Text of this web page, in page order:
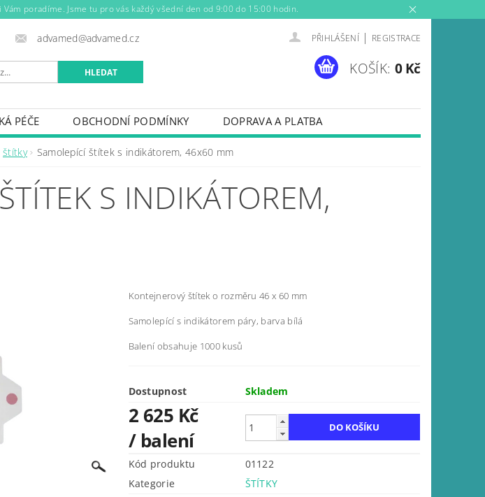
poradíme. Jsme tu pro vás každý všední den od 9:00 do 15:00 hodin.
advamed@advamed.cz PŘIHLÁŠENÍ | REGISTRACE
KOŠÍK: 0 Kč
PÉČE OBCHODNÍ PODMÍNKY
DOPRAVA A PLATBA
štítky Samolepící štítek s indikátorem, 46x60 mm
S INDIKÁTOREM,
Kontejnerový štítek o rozměru 46 x 60 mm
Samolepící s indikátorem páry, barva bílá
Balení obsahuje 1000 kusů
Dostupnost Skladem
2 625 Kč
/ balení
Kód produktu
01122
Kategorie
ŠTÍTKY